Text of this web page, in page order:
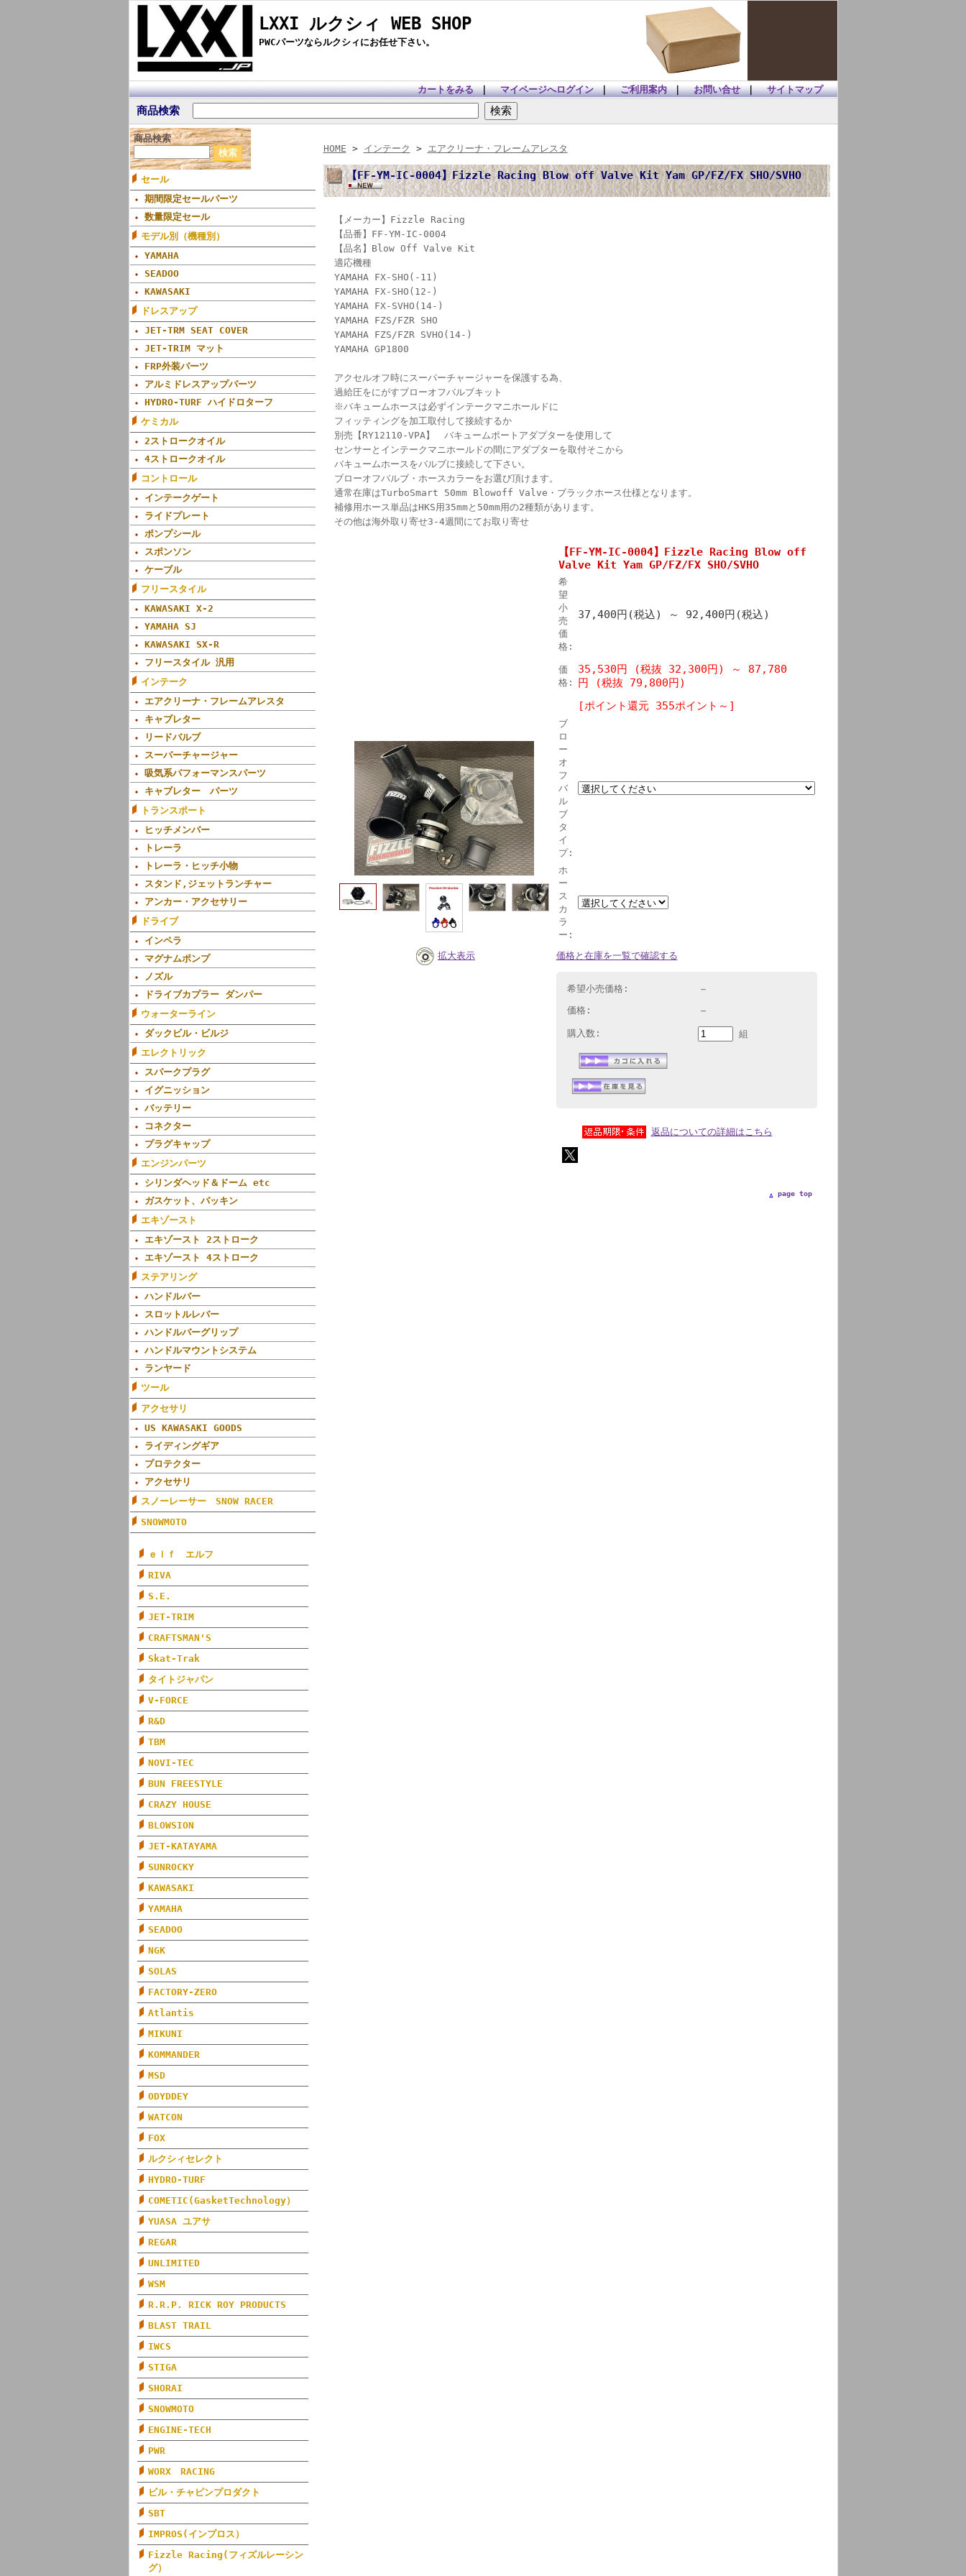
LXXI ルクシィ WEB SHOP
PWCパーツならルクシィにお任せ下さい。
カートをみる｜ マイページへログイン｜ ご利用案内｜ お問い合せ｜ サイトマップ
商品検索
商品検索
セール
期間限定セールパーツ
数量限定セール
モデル別（機種別）
YAMAHA
SEADOO
KAWASAKI
ドレスアップ
JET-TRM SEAT COVER
JET-TRIM マット
FRP外装パーツ
アルミドレスアップパーツ
HYDRO-TURF ハイドロターフ
ケミカル
2ストロークオイル
4ストロークオイル
コントロール
インテークゲート
ライドプレート
ポンプシール
スポンソン
ケーブル
フリースタイル
KAWASAKI X-2
YAMAHA SJ
KAWASAKI SX-R
フリースタイル 汎用
インテーク
エアクリーナ・フレームアレスタ
キャブレター
リードバルブ
スーパーチャージャー
吸気系パフォーマンスパーツ
キャブレター パーツ
トランスポート
ヒッチメンバー
トレーラ
トレーラ・ヒッチ小物
スタンド,ジェットランチャー
アンカー・アクセサリー
ドライブ
インペラ
マグナムポンプ
ノズル
ドライブカプラー ダンパー
ウォーターライン
ダックビル・ビルジ
エレクトリック
スパークプラグ
イグニッション
バッテリー
コネクター
プラグキャップ
エンジンパーツ
シリンダヘッド＆ドーム etc
ガスケット、パッキン
エキゾースト
エキゾースト 2ストローク
エキゾースト 4ストローク
ステアリング
ハンドルバー
スロットルレバー
ハンドルバーグリップ
ハンドルマウントシステム
ランヤード
ツール
アクセサリ
US KAWASAKI GOODS
ライディングギア
プロテクター
アクセサリ
スノーレーサー SNOW RACER
SNOWMOTO
ｅｌｆ エルフ
RIVA
S.E.
JET-TRIM
CRAFTSMAN'S
Skat-Trak
タイトジャパン
V-FORCE
R&D
TBM
NOVI-TEC
BUN FREESTYLE
CRAZY HOUSE
BLOWSION
JET-KATAYAMA
SUNROCKY
KAWASAKI
YAMAHA
SEADOO
NGK
SOLAS
FACTORY-ZERO
Atlantis
MIKUNI
KOMMANDER
MSD
ODYDDEY
WATCON
FOX
ルクシィセレクト
HYDRO-TURF
COMETIC(GasketTechnology）
YUASA ユアサ
REGAR
UNLIMITED
WSM
R.R.P. RICK ROY PRODUCTS
BLAST TRAIL
IWCS
STIGA
SHORAI
SNOWMOTO
ENGINE-TECH
PWR
WORX RACING
ビル・チャピンプロダクト
SBT
IMPROS(インプロス）
Fizzle Racing(フィズルレーシン
グ）
HOME > インテーク > エアクリーナ・フレームアレスタ
【FF-YM-IC-0004】Fizzle Racing Blow off Valve Kit Yam GP/FZ/FX SHO/SVHO
【メーカー】Fizzle Racing
【品番】FF-YM-IC-0004
【品名】Blow Off Valve Kit
適応機種
YAMAHA FX-SHO(-11)
YAMAHA FX-SHO(12-)
YAMAHA FX-SVHO(14-)
YAMAHA FZS/FZR SHO
YAMAHA FZS/FZR SVHO(14-)
YAMAHA GP1800
アクセルオフ時にスーパーチャージャーを保護する為、
過給圧をにがすブローオフバルブキット
※バキュームホースは必ずインテークマニホールドに
フィッティングを加工取付して接続するか
別売【RY12110-VPA】 バキュームポートアダプターを使用して
センサーとインテークマニホールドの間にアダプターを取付そこから
バキュームホースをバルブに接続して下さい。
ブローオフバルブ・ホースカラーをお選び頂けます。
通常在庫はTurboSmart 50mm Blowoff Valve・ブラックホース仕様となります。
補修用ホース単品はHKS用35mmと50mm用の2種類があります。
その他は海外取り寄せ3-4週間にてお取り寄せ
拡大表示
【FF-YM-IC-0004】Fizzle Racing Blow off
Valve Kit Yam GP/FZ/FX SHO/SVHO
希
望
小
売
価
格:
37,400円(税込) ～ 92,400円(税込)
価
格:
35,530円 (税抜 32,300円) ～
87,780
円 (税抜 79,800円)
[ポイント還元 355ポイント～]
ブ
ロ
ー
オ
フ
バ
ル
ブ
タ
イ
プ:
ホ
ー
ス
カ
ラ
ー:
価格と在庫を一覧で確認する
希望小売価格: －
価格: －
購入数: 組
返品についての詳細はこちら
page top